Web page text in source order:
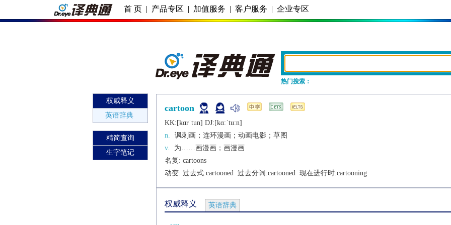
首 页 | 产品专区 | 加值服务 | 客户服务 | 企业专区
热门搜索：
权威释义
英语辞典
精简查询
生字笔记
cartoon
KK:[kɑrˈtun] DJ:[kɑːˈtuːn]
n.
讽刺画；连环漫画；动画电影；草图
v.
为……画漫画；画漫画
名复: cartoons
动变: 过去式:cartooned 过去分词:cartooned 现在进行时:cartooning
权威释义 英语辞典